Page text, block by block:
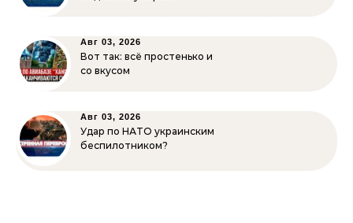
Авг 03, 2026
Вот так: всё простенько и
со вкусом
Авг 03, 2026
Удар по НАТО украинским
беспилотником?